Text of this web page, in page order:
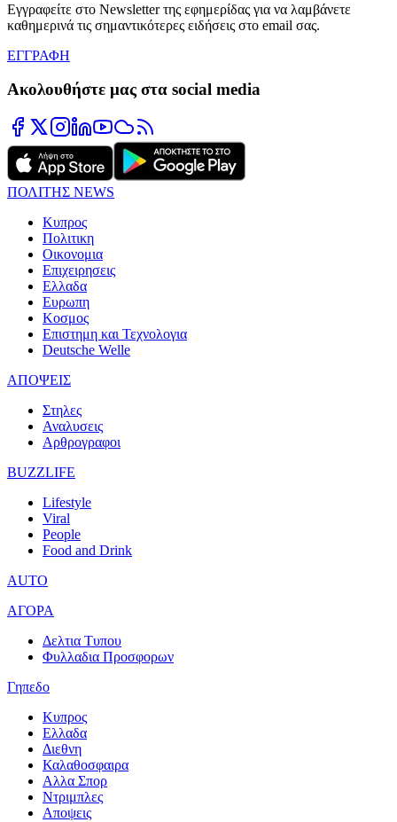
Εγγραφείτε στο Newsletter της εφημερίδας για να λαμβάνετε
καθημερινά τις σημαντικότερες ειδήσεις στο email σας.
ΕΓΓΡΑΦΗ
Ακολουθήστε μας στα social media
ΠΟΛΙΤΗΣ NEWS
Κυπρος
Πολιτικη
Οικονομια
Επιχειρησεις
Ελλαδα
Ευρωπη
Κοσμος
Επιστημη και Τεχνολογια
Deutsche Welle
ΑΠΟΨΕΙΣ
Στηλες
Αναλυσεις
Αρθρογραφοι
BUZZLIFE
Lifestyle
Viral
People
Food and Drink
AUTO
ΑΓΟΡΑ
Δελτια Τυπου
Φυλλαδια Προσφορων
Γηπεδο
Κυπρος
Ελλαδα
Διεθνη
Καλαθοσφαιρα
Αλλα Σπορ
Ντριμπλες
Αποψεις